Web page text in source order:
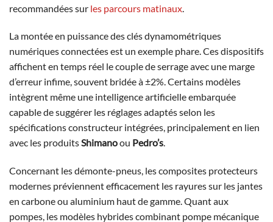
recommandées sur les parcours matinaux
La montée en puissance des clés dynamométriques
numériques connectées est un exemple phare. Ces dispositifs
affichent en temps réel le couple de serrage avec une marge
d’erreur infime, souvent bridée à ±2%. Certains modèles
intègrent même une intelligence artificielle embarquée
capable de suggérer les réglages adaptés selon les
spécifications constructeur intégrées, principalement en lien
avec les produitsShimanoou Pedro’s.
Concernant les démonte-pneus, les composites protecteurs
modernes préviennent efficacement les rayures sur les jantes
en carbone ou aluminium haut de gamme. Quant aux
pompes, les modèles hybrides combinant pompe mécanique